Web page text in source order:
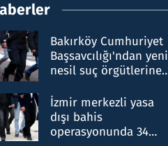
Bakırköy Cumhuriyet
Başsavcılığı'ndan yeni
nesil suç örgütlerine
hakkında gözaltı kararı
İzmir merkezli yasa
dışı bahis
operasyonunda 34